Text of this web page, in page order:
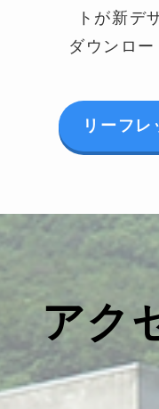
トが新デ
ダウンロー
リーフレ
アク